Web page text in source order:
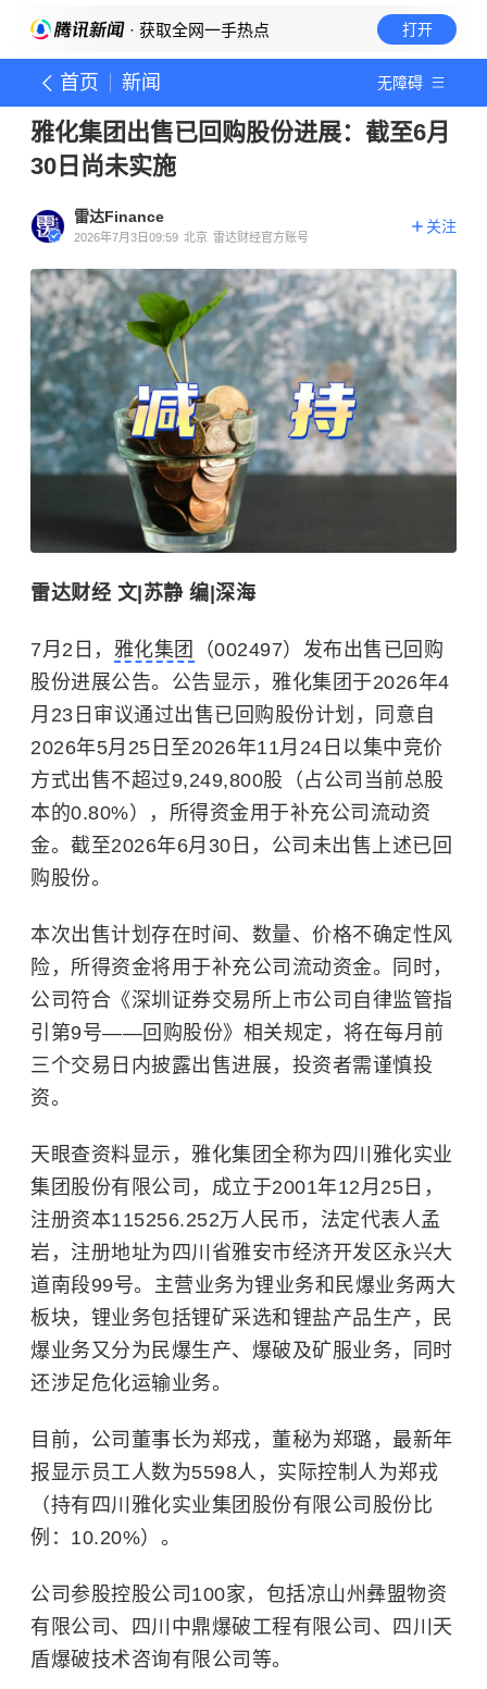
· 获取全网一手热点 打开
首页 新闻 无障碍
雅化集团出售已回购股份进展：截至6月
30日尚未实施
雷达Finance
2026年7月3日09:59 北京 雷达财经官方账号
关注
雷达财经 文|苏静 编|深海
7月2日， 雅化集团
（002497）发布出售已回购
股份进展公告。公告显示，雅化集团于2026年4
月23日审议通过出售已回购股份计划，同意自
2026年5月25日至2026年11月24日以集中竞价
方式出售不超过9,249,800股（占公司当前总股
本的0.80%），所得资金用于补充公司流动资
金。截至2026年6月30日，公司未出售上述已回
购股份。
本次出售计划存在时间、数量、价格不确定性风
险，所得资金将用于补充公司流动资金。同时，
公司符合《深圳证券交易所上市公司自律监管指
引第9号——回购股份》相关规定，将在每月前
三个交易日内披露出售进展，投资者需谨慎投
资。
天眼查资料显示，雅化集团全称为四川雅化实业
集团股份有限公司，成立于2001年12月25日，
注册资本115256.252万人民币，法定代表人孟
岩，注册地址为四川省雅安市经济开发区永兴大
道南段99号。主营业务为锂业务和民爆业务两大
板块，锂业务包括锂矿采选和锂盐产品生产，民
爆业务又分为民爆生产、爆破及矿服业务，同时
还涉足危化运输业务。
目前，公司董事长为郑戎，董秘为郑璐，最新年
报显示员工人数为5598人，实际控制人为郑戎
（持有四川雅化实业集团股份有限公司股份比
例：10.20%）。
公司参股控股公司100家，包括凉山州彝盟物资
有限公司、四川中鼎爆破工程有限公司、四川天
盾爆破技术咨询有限公司等。